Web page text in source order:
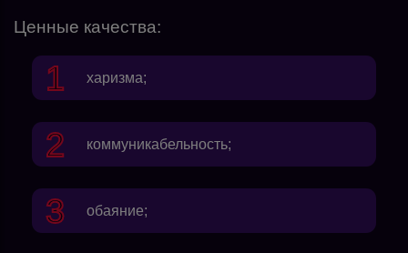
Ценные качества:
харизма;
коммуникабельность;
обаяние;